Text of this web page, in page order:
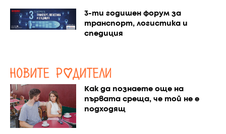
3-ти годишен форум за
транспорт, логистика и
спедиция
Как да познаете още на
първата среща, че той не е
подходящ